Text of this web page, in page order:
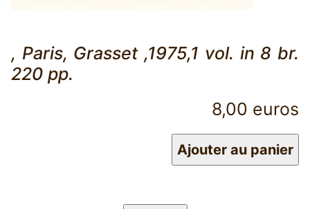
, Paris, Grasset ,1975,1 vol. in 8 br.
220 pp.
8,00 euros